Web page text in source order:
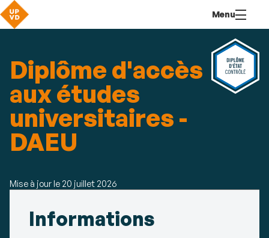
contenu
Menu
Diplôme d'accès
aux études
universitaires -
DAEU
Mise à jour le 20 juillet 2026
Détails
Informations